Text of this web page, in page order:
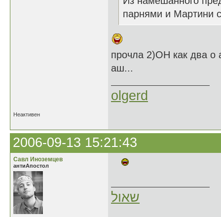
парнями и Мартини
прочла 2)ОН как два о
аш...
olgerd
Неактивен
2006-09-13 15:21:43
Савл Иноземцев
антиАпостол
שאול